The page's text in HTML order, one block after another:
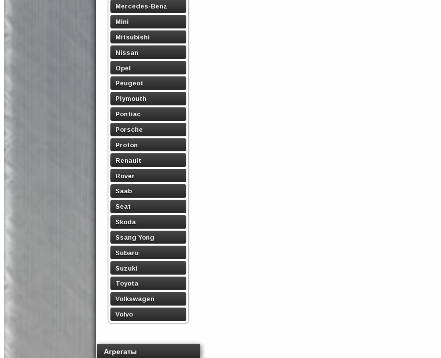
Mercedes-Benz
Mini
Mitsubishi
Nissan
Opel
Peugeot
Plymouth
Pontiac
Porsche
Proton
Renault
Rover
Saab
Seat
Skoda
Ssang Yong
Subaru
Suzuki
Toyota
Volkswagen
Volvo
Агрегаты